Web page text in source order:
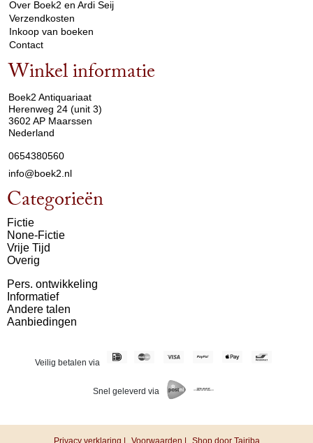
Over Boek2 en Ardi Seij
Verzendkosten
Inkoop van boeken
Contact
Winkel informatie
Boek2 Antiquariaat
Herenweg 24 (unit 3)
3602 AP Maarssen
Nederland
0654380560
info@boek2.nl
Categorieën
Fictie
None-Fictie
Vrije Tijd
Overig
Pers. ontwikkeling
Informatief
Andere talen
Aanbiedingen
Veilig betalen via
Snel geleverd via
Privacy verklaring | Voorwaarden | Shop door Tajriba